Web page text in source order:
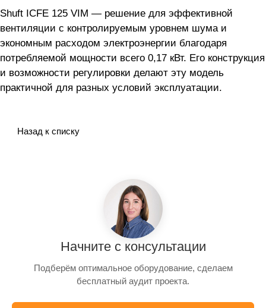
Shuft ICFE 125 VIM — решение для эффективной
вентиляции с контролируемым уровнем шума и
экономным расходом электроэнергии благодаря
потребляемой мощности всего 0,17 кВт. Его конструкция
и возможности регулировки делают эту модель
практичной для разных условий эксплуатации.
Назад к списку
Начните с консультации
Подберём оптимальное оборудование, сделаем
бесплатный аудит проекта.